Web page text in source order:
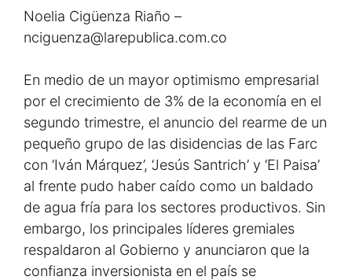
Noelia Cigüenza Riaño –
nciguenza@larepublica.com.co
En medio de un mayor optimismo empresarial
por el crecimiento de 3% de la economía en el
segundo trimestre, el anuncio del rearme de un
pequeño grupo de las disidencias de las Farc
con ‘Iván Márquez’, ‘Jesús Santrich’ y ‘El Paisa’
al frente pudo haber caído como un baldado
de agua fría para los sectores productivos. Sin
embargo, los principales líderes gremiales
respaldaron al Gobierno y anunciaron que la
confianza inversionista en el país se